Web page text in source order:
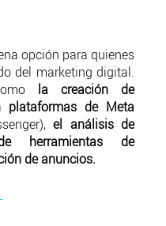
opción para quienes
del marketing digital.
la creación de
plataformas de Meta
el análisis de
herramientas de
de anuncios.